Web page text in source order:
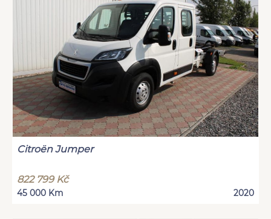
Citroën Jumper
822 799 Kč
45 000 Km 2020